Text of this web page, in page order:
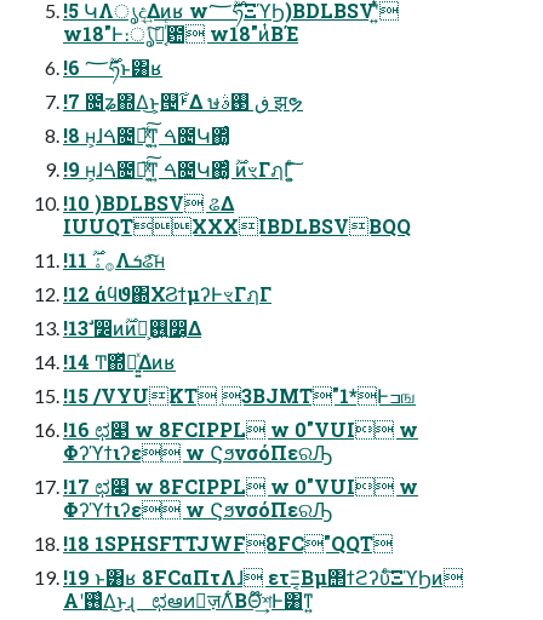
!5 ԿΛൃද͢Δͷʁ w࣌ؒ؅ཧΞϓϦ)BDLBSVʹ͍ͭͯ
w18"Ͱ։ൃͯ͠ྑ͔ͬͨ఺ w18"ͷͭΒΈ
!6 ࣌ؒ؅ཧͱ͸ʁ
!7 ೔ʑ΍Δ͜ͱ͕୔ࢁ͋Δ ษڧ ࢓ࣄ झຯ
!8 ʜ͕ɺࠓ೔Կ͔͍֮ͨ͑ͯ͠ͳ͍ ࠓ೔Կ΍͚ͬͨͬ
!9 ʜ͕ɺࠓ೔Կ͔͍֮ͨ͑ͯ͠ͳ͍ ࠓ೔Կ΍͚ͬͨͬ ࣌ؒͷৼΓฦΓ͕͍ͨ͠
!10 )BDLBSV ଌΔ
IUUQTXXXIBDLBSVBQQ
!11 ࡞ۀ࣌ؒΛܭଌͯ͠ʜ
!12 άϥϑ΍ΧϨϯμʔͰৼΓฦΓ
!13 ࣗ෼ͷ࣌ؒͷ࢖͍ํ͕෼͔Δ
!14 Ͳ͏΍ͬͯಈ͍͍ͯΔͷʁ
!15 /VYUKT 3BJMT"1*Ͱߏங
!16 ಛ௃ w 8FCIPPL w 0"VUI w
Φʔϓϯιʔε w ϚϧνσόΠεରԠ
!17 ಛ௃ w 8FCIPPL w 0"VUI w
Φʔϓϯιʔε w ϚϧνσόΠεରԠ
!18 1SPHSFTTJWF8FC"QQT
!19 ͱ͸ʁ 8FCαΠτΛɺ ετΞ͔Βμ΢ϯϩʔυͨ͠ΞϓϦͷ
Α͏ʹ࢖͑Δ͜ͱɻ ಛఆͷٕज़Λ͋ΒΘ໊͢শͰ͸ͳ͍